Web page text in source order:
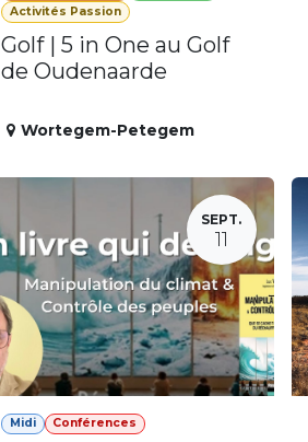
Activités Passion
Golf | 5 in One au Golf
de Oudenaarde
Wortegem-Petegem
SEPT.
11
Midi Conférences